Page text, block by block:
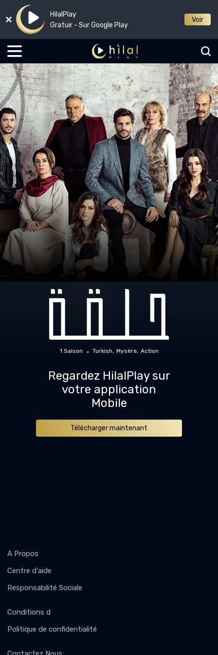
HilalPlay
Gratuir - Sur Google Play
Voir
1 Saison Turkish Mysère Action
Regardez HilalPlay sur
votre application
Mobile
Télécharger maintenant
A Propos
Centre d'aide
Responsabilité Sociale
Conditions d
Politique de confidentialité